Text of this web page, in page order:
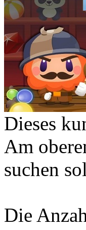
Dieses
Am
suchen
Die